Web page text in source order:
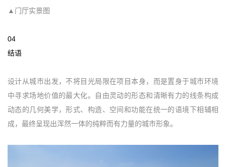
▲门厅实景图
04
结语
设计从城市出发，不将目光局限在项目本身，而是置身于城市环境
中寻求场地价值的最大化。自由灵动的形态和清晰有力的线条构成
动态的几何美学，形式、构造、空间和功能在统一的语境下相辅相
成，最终呈现出浑然一体的纯粹而有力量的城市形象。